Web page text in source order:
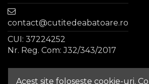
contact@cutitedeabatoare.ro
CUI: 37224252
Nr. Reg. Com: J32/343/2017
Acest site foloseste cookie-uri.